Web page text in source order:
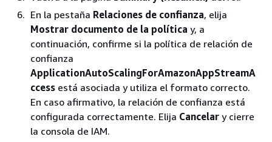
En la pestaña Relaciones de confianza, elija
Mostrar documento de la política y, a
continuación, confirme si la política de relación de
confianza
ApplicationAutoScalingForAmazonAppStreamA
ccess está asociada y utiliza el formato correcto.
En caso afirmativo, la relación de confianza está
configurada correctamente. Elija Cancelar y cierre
la consola de IAM.